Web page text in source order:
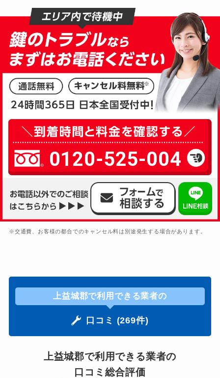
0120-525-004
※交通費、お客様の都合でのキャンセル料は別途発生する場合があります。
上益城郡で利用できる業者の
口コミ (269件)
上益城郡で利用できる業者の
口コミ総合評価